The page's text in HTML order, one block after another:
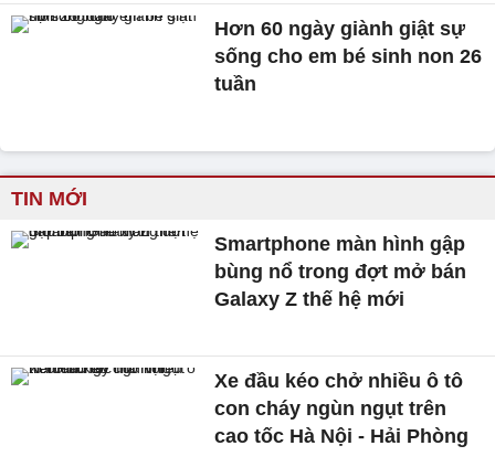
Hơn 60 ngày giành giật sự
sống cho em bé sinh non 26
tuần
TIN MỚI
Smartphone màn hình gập
bùng nổ trong đợt mở bán
Galaxy Z thế hệ mới
Xe đầu kéo chở nhiều ô tô
con cháy ngùn ngụt trên
cao tốc Hà Nội - Hải Phòng